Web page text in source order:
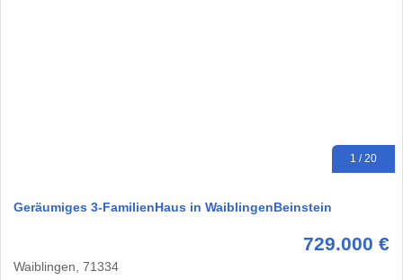
1 / 20
Geräumiges 3-FamilienHaus in WaiblingenBeinstein
729.000 €
Waiblingen, 71334